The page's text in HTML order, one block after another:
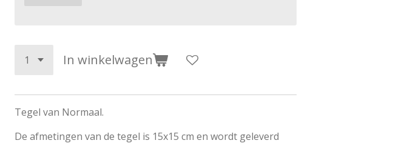
In winkelwagen
Tegel van Normaal.
De afmetingen van de tegel is 15x15 cm en wordt geleverd